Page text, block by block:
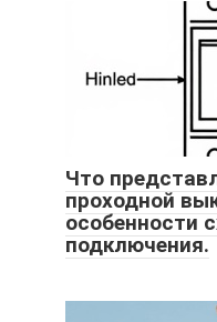
Что
проходной
особенности
подключения.